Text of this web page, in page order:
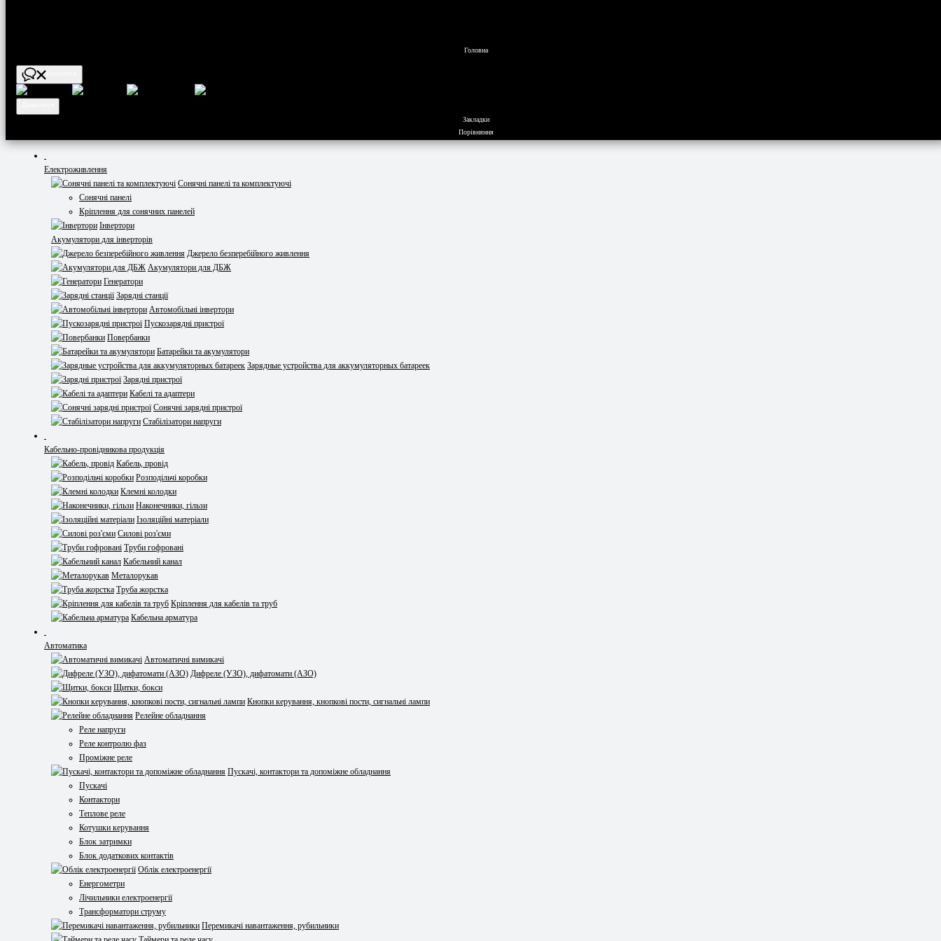
Головна
Закладки
Порівняння
Електроживлення
Сонячні панелі та комплектуючі
Сонячні панелі
Кріплення для сонячних панелей
Інвертори
Акумулятори для інверторів
Джерело безперебійного живлення
Акумулятори для ДБЖ
Генератори
Зарядні станції
Автомобільні інвертори
Пускозарядні пристрої
Повербанки
Батарейки та акумулятори
Зарядные устройства для аккумуляторных батареек
Зарядні пристрої
Кабелі та адаптери
Сонячні зарядні пристрої
Стабілізатори напруги
Кабельно-провідникова продукція
Кабель, провід
Розподільчі коробки
Клемні колодки
Наконечники, гільзи
Ізоляційні матеріали
Силові роз'єми
Труби гофровані
Кабельний канал
Металорукав
Труба жорстка
Кріплення для кабелів та труб
Кабельна арматура
Автоматика
Автоматичні вимикачі
Дифреле (УЗО), дифатомати (АЗО)
Щитки, бокси
Кнопки керування, кнопкові пости, сигнальні лампи
Релейне обладнання
Реле напруги
Реле контролю фаз
Проміжне реле
Пускачі, контактори та допоміжне обладнання
Пускачі
Контактори
Теплове реле
Котушки керування
Блок затримки
Блок додаткових контактів
Облік електроенергії
Енергометри
Лічильники електроенергії
Трансформатори струму
Перемикачі навантаження, рубильники